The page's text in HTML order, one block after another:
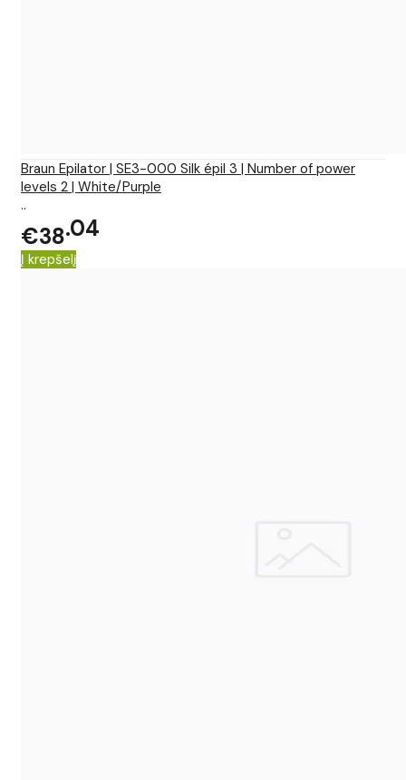
Braun Epilator | SE3-000 Silk épil 3 | Number of power
levels 2 | White/Purple
..
€38 04
Į krepšelį